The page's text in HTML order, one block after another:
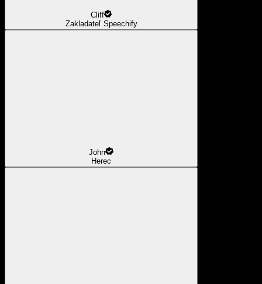
Cliff
Zakladateľ Speechify
John
Herec